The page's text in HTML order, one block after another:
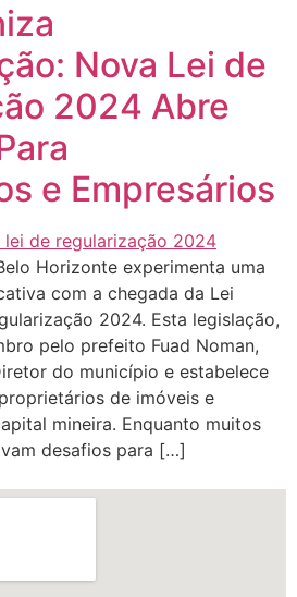
Nova Lei de
2024 Abre
e Empresários
Horizonte experimenta uma
com a chegada da Lei
2024. Esta legislação,
pelo prefeito Fuad Noman,
do município e estabelece
de imóveis e
mineira. Enquanto muitos
desafios para […]